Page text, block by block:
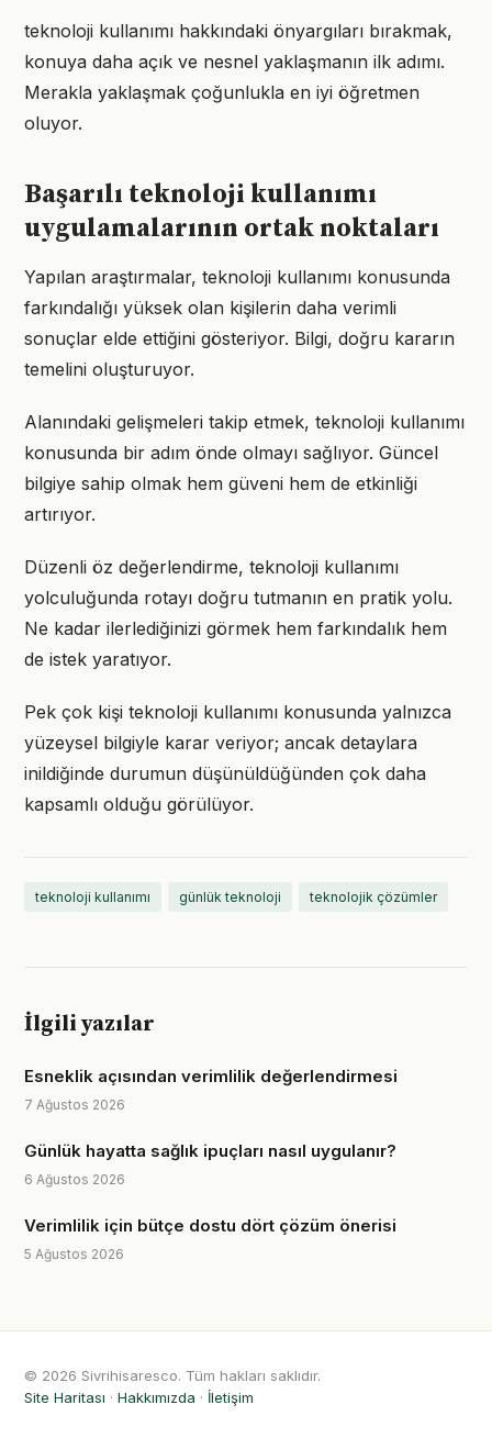
teknoloji kullanımı hakkındaki önyargıları bırakmak,
konuya daha açık ve nesnel yaklaşmanın ilk adımı.
Merakla yaklaşmak çoğunlukla en iyi öğretmen
oluyor.
Başarılı teknoloji kullanımı
uygulamalarının ortak noktaları
Yapılan araştırmalar, teknoloji kullanımı konusunda
farkındalığı yüksek olan kişilerin daha verimli
sonuçlar elde ettiğini gösteriyor. Bilgi, doğru kararın
temelini oluşturuyor.
Alanındaki gelişmeleri takip etmek, teknoloji kullanımı
konusunda bir adım önde olmayı sağlıyor. Güncel
bilgiye sahip olmak hem güveni hem de etkinliği
artırıyor.
Düzenli öz değerlendirme, teknoloji kullanımı
yolculuğunda rotayı doğru tutmanın en pratik yolu.
Ne kadar ilerlediğinizi görmek hem farkındalık hem
de istek yaratıyor.
Pek çok kişi teknoloji kullanımı konusunda yalnızca
yüzeysel bilgiyle karar veriyor; ancak detaylara
inildiğinde durumun düşünüldüğünden çok daha
kapsamlı olduğu görülüyor.
teknoloji kullanımı günlük teknoloji teknolojik çözümler
İlgili yazılar
Esneklik açısından verimlilik değerlendirmesi
7 Ağustos 2026
Günlük hayatta sağlık ipuçları nasıl uygulanır?
6 Ağustos 2026
Verimlilik için bütçe dostu dört çözüm önerisi
5 Ağustos 2026
© 2026 Sivrihisaresco. Tüm hakları saklıdır.
Site Haritası · Hakkımızda · İletişim